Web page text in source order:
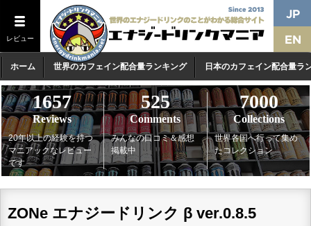
レビュー
ホーム 世界のカフェイン配合量ランキング 日本のカフェイン配合量ラ
1657
Reviews
20年以上の経験を持つ
マニアックなレビュー
です
525
Comments
みんなの口コミ＆感想
掲載中
7000
Collections
世界各国へ行って集め
たコレクション
ZONe エナジードリンク β ver.0.8.5